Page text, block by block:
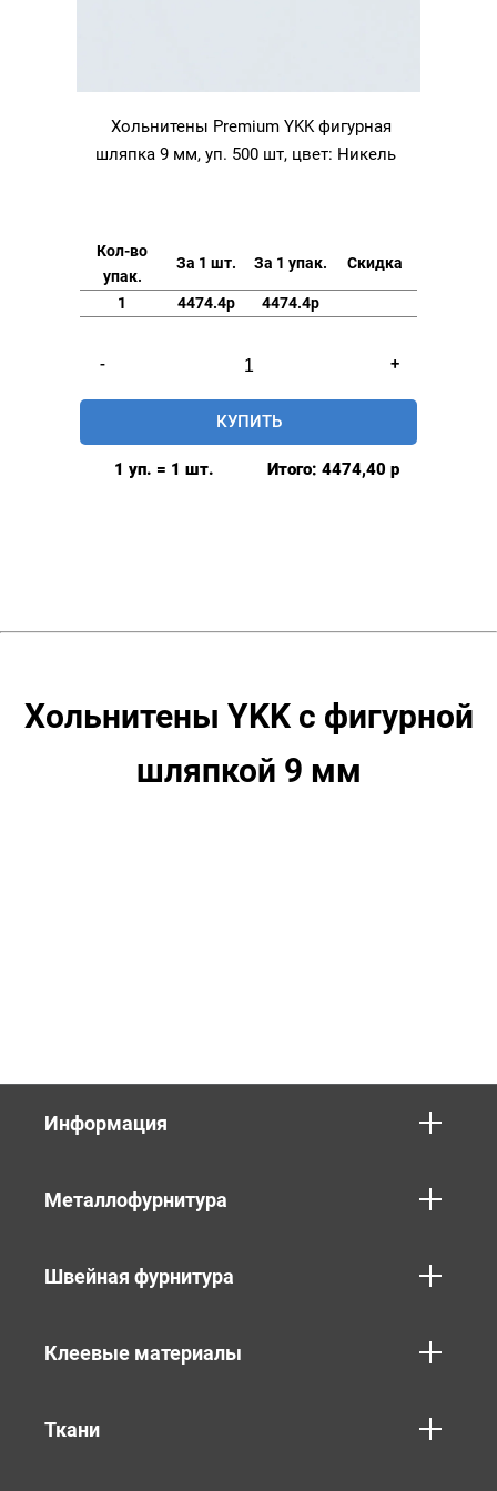
Хольнитены Premium YKK фигурная
шляпка 9 мм, уп. 500 шт, цвет: Никель
Кол-во
упак.
За 1 шт. За 1 упак. Скидка
1 4474.4р 4474.4р
-
товара
Хольнитены
Premium
+
КУПИТЬ
1 уп. = 1 шт. Итого: 4474,40 р
Хольнитены YKK с фигурной
шляпкой 9 мм
Информация
Металлофурнитура
Швейная фурнитура
Клеевые материалы
Ткани